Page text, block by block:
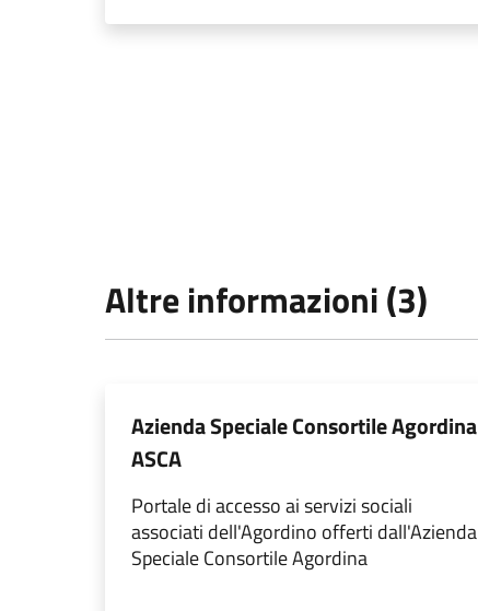
Altre informazioni (3)
Azienda Speciale Consortile Agordina
ASCA
Portale di accesso ai servizi sociali
associati dell'Agordino offerti dall'Azienda
Speciale Consortile Agordina